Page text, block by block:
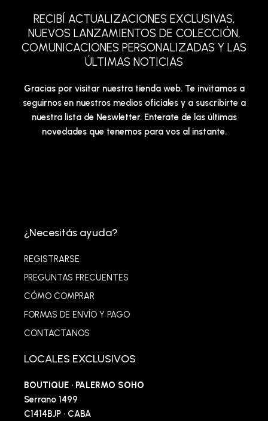
RECIBÍ ACTUALIZACIONES EXCLUSIVAS,
NUEVOS LANZAMIENTOS DE COLECCIÓN,
COMUNICACIONES PERSONALIZADAS Y LAS
ÚLTIMAS NOTICIAS
Gracias por visitar nuestra tienda web. Te invitamos a
seguirnos en nuestros medios oficiales y a suscribirte a
nuestra lista de Neswletter. Enterate de las últimas
novedades que tenemos para vos al instante.
¿Necesitás ayuda?
REGISTRARSE
PREGUNTAS FRECUENTES
CÓMO COMPRAR
FORMAS DE ENVÍO Y PAGO
CONTACTANOS
LOCALES EXCLUSIVOS
BOUTIQUE · PALERMO SOHO
Serrano 1499
C1414BJP · CABA